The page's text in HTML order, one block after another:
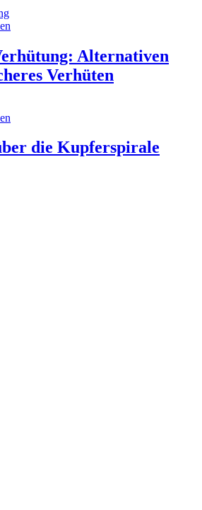
Alternativen
Verhüten
die Kupferspirale